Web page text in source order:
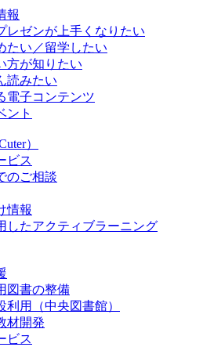
報
レゼンが上手くなりたい
たい／留学したい
方が知りたい
読みたい
電子コンテンツ
ント
）
ビス
のご相談
情報
したアクティブラーニング
図書の整備
利用（中央図書館）
材開発
ビス